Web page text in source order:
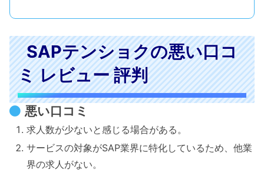
SAPテンショクの悪い口コ
ミ レビュー 評判
悪い口コミ
求人数が少ないと感じる場合がある。
サービスの対象がSAP業界に特化しているため、他業
界の求人がない。